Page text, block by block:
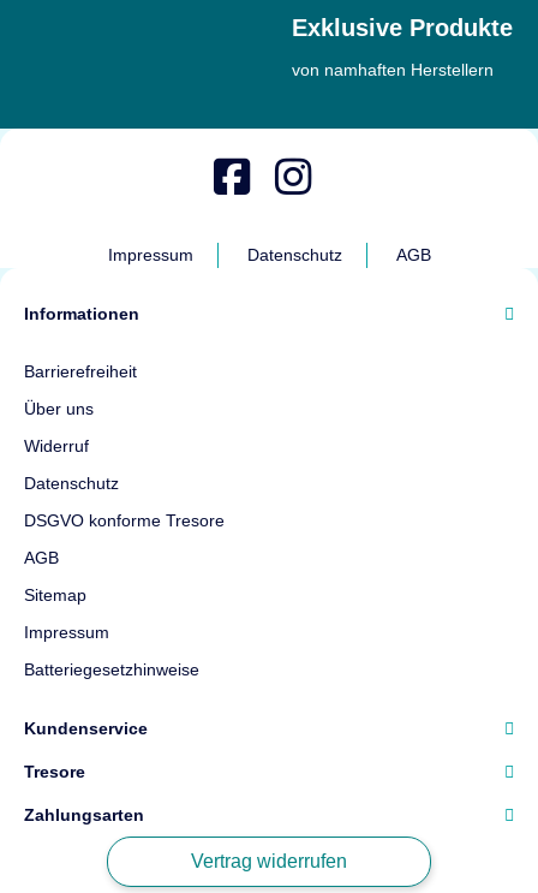
Exklusive Produkte
von namhaften Herstellern
Impressum Datenschutz AGB
Informationen
Barrierefreiheit
Über uns
Widerruf
Datenschutz
DSGVO konforme Tresore
AGB
Sitemap
Impressum
Batteriegesetzhinweise
Kundenservice
Tresore
Zahlungsarten
Vertrag widerrufen